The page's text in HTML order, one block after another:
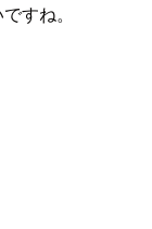
すね。